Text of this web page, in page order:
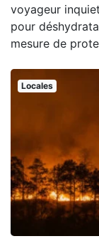
voyageur
pour
mesure de
Locales